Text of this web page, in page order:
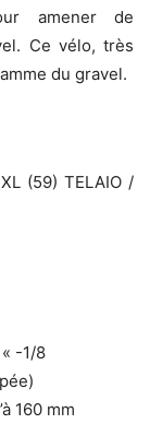
amener de
Ce vélo, très
du gravel.
(59) TELAIO /
-1/8
160 mm